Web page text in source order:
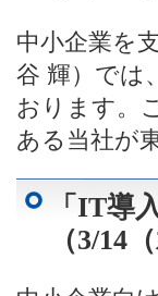
中小企業を
谷 輝）では
おります。
ある当社が
「IT導
（3/14